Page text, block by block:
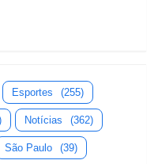
Esportes (255)
Notícias (362)
São Paulo (39)